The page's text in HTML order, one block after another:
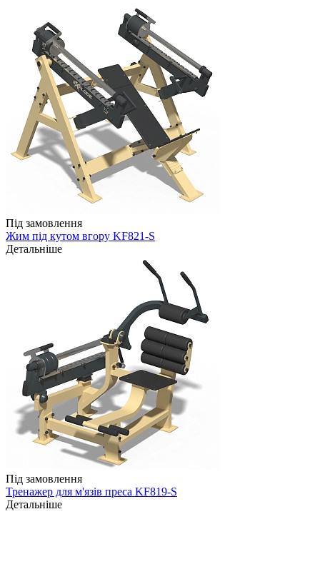
Під замовлення
Жим під кутом вгору KF821-S
Детальніше
Під замовлення
Тренажер для м'язів преса KF819-S
Детальніше